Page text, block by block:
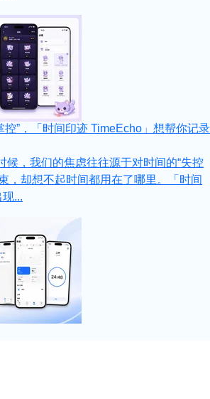
控”，「时间印迹 TimeEcho」想帮你记录
候，我们的焦虑往往源于对时间的“失控
，却想不起时间都用在了哪里。「时间
...